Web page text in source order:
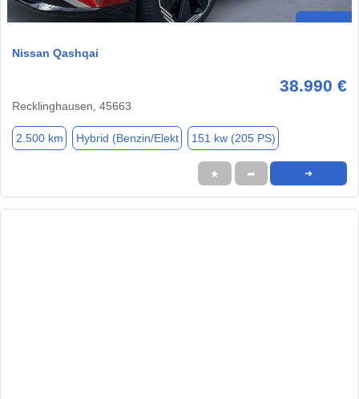
Nissan Qashqai
38.990 €
Recklinghausen, 45663
2.500 km Hybrid (Benzin/Elekt 151 kw (205 PS)
★ ➦ ➜